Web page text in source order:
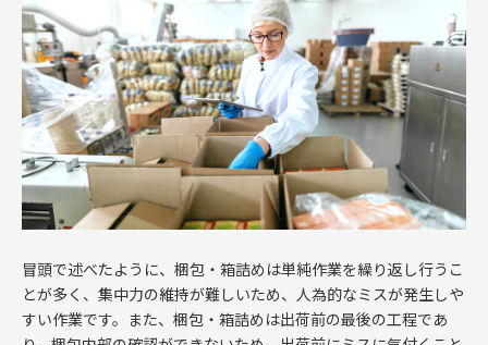
冒頭で述べたように、梱包・箱詰めは単純作業を繰り返し行うこ
とが多く、集中力の維持が難しいため、人為的なミスが発生しや
すい作業です。また、梱包・箱詰めは出荷前の最後の工程であ